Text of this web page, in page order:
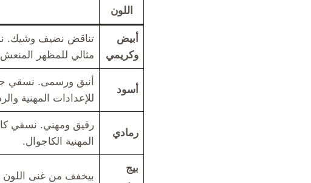
اللون
أبيض
وكريمي
تناقض نضيف وشيك.
مثالي للمظهر المنعش
أسود
أنيق ورسمى. نسقي
للإعدادات المهنية
رمادي
رقيق ومهني. نسقي
المهنية الكاجوال.
بيج
بيخفف من غنى اللون